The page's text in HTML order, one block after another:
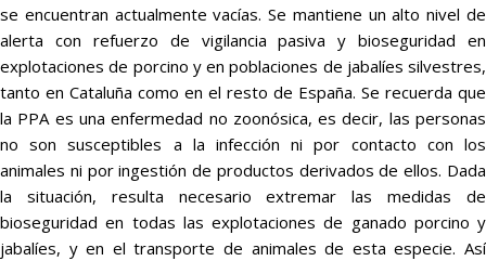
se encuentran actualmente vacías. Se mantiene un alto nivel de
alerta con refuerzo de vigilancia pasiva y bioseguridad en
explotaciones de porcino y en poblaciones de jabalíes silvestres,
tanto en Cataluña como en el resto de España. Se recuerda que
la PPA es una enfermedad no zoonósica, es decir, las personas
no son susceptibles a la infección ni por contacto con los
animales ni por ingestión de productos derivados de ellos. Dada
la situación, resulta necesario extremar las medidas de
bioseguridad en todas las explotaciones de ganado porcino y
jabalíes, y en el transporte de animales de esta especie. Así